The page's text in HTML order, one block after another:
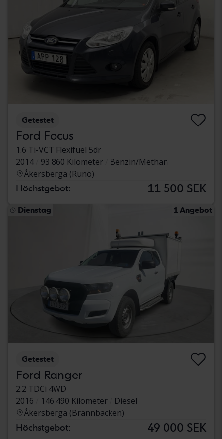
Getestet
Ford Focus
1.6 Ti-VCT Flexifuel 5dr
2014
93 860 Kilometer
Benzin/Methan
Åkersberga (Runö)
Höchstgebot: 11 500 SEK
Dienstag 1 Angebot
Getestet
Ford Ranger
2.2 TDCi 4WD
2016
146 490 Kilometer
Diesel
Åkersberga (Brännbacken)
Höchstgebot: 49 000 SEK